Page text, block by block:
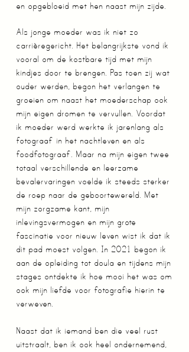
en opgebloeid met hen naast mijn zijde.
Als jonge moeder was ik niet zo
carrièregericht. Het belangrijkste vond ik
vooral om de kostbare tijd met mijn
kindjes door te brengen. Pas toen zij wat
ouder werden, begon het verlangen te
groeien om naast het moederschap ook
mijn eigen dromen te vervullen. Voordat
ik moeder werd werkte ik jarenlang als
fotograaf in het nachtleven en als
foodfotograaf. Maar na mijn eigen twee
totaal verschillende en leerzame
bevalervaringen voelde ik steeds sterker
de roep naar de geboortewereld. Met
mijn zorgzame kant, mijn
inlevingsvermogen en mijn grote
fascinatie voor nieuw leven wist ik dat ik
dit pad moest volgen. In 2021 begon ik
aan de opleiding tot doula en tijdens mijn
stages ontdekte ik hoe mooi het was om
ook mijn liefde voor fotografie hierin te
verweven.
Naast dat ik iemand ben die veel rust
uitstraalt, ben ik ook heel ondernemend,